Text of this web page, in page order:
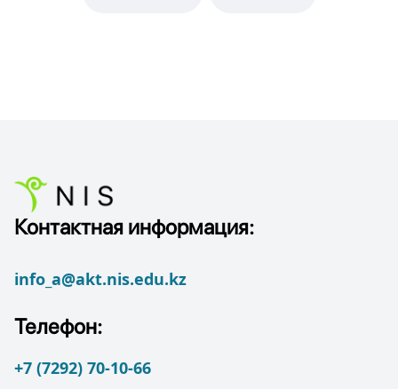
Контактная информация:
info_a@akt.nis.edu.kz
Телефон:
+7 (7292) 70-10-66